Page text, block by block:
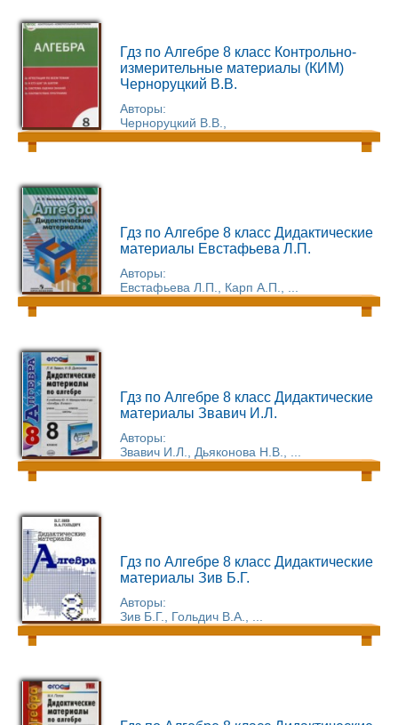
Гдз по Алгебре 8 класс Контрольно-
измерительные материалы (КИМ)
Черноруцкий В.В.
Авторы:
Черноруцкий В.В.,
Гдз по Алгебре 8 класс Дидактические
материалы Евстафьева Л.П.
Авторы:
Евстафьева Л.П., Карп А.П., ...
Гдз по Алгебре 8 класс Дидактические
материалы Звавич И.Л.
Авторы:
Звавич И.Л., Дьяконова Н.В., ...
Гдз по Алгебре 8 класс Дидактические
материалы Зив Б.Г.
Авторы:
Зив Б.Г., Гольдич В.А., ...